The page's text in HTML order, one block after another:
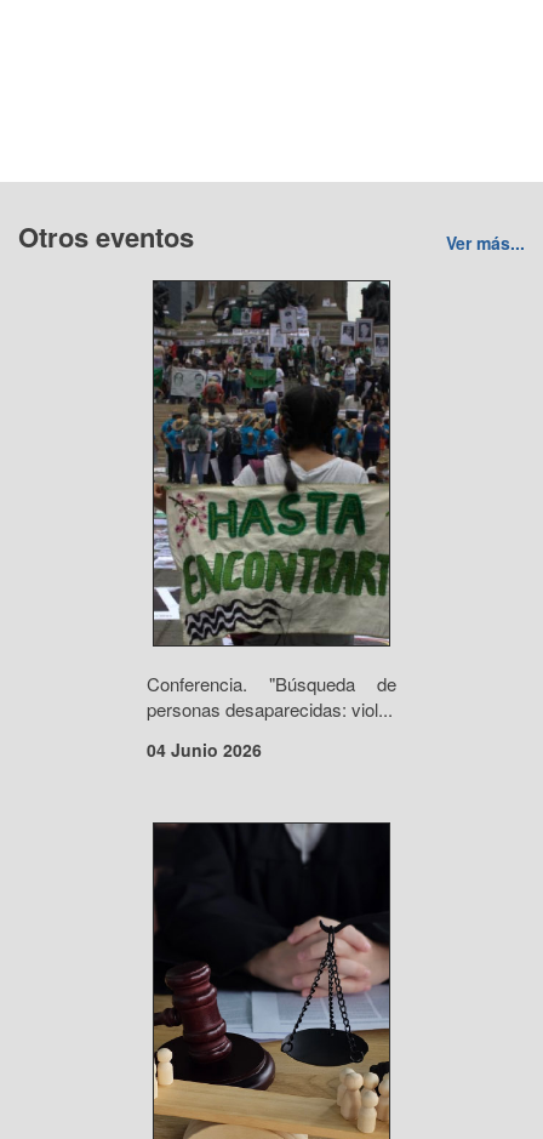
Otros eventos Ver más...
Conferencia. "Búsqueda de
personas desaparecidas: viol...
04 Junio 2026